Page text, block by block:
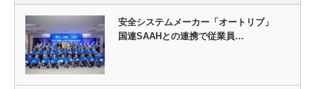
安全システムメーカー「オートリブ」
国連SAAHとの連携で従業員…